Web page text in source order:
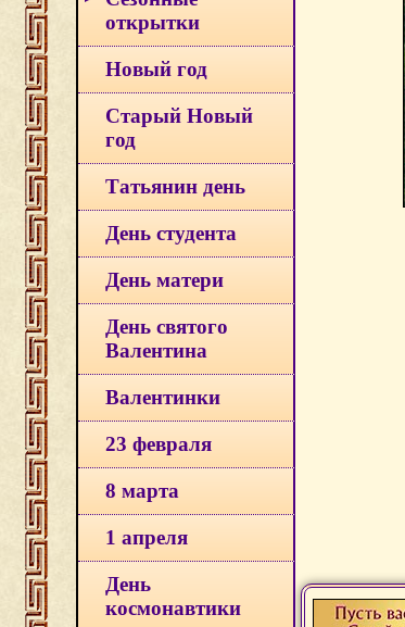
открытки
Новый год
Старый Новый
год
Татьянин день
День студента
День матери
День святого
Валентина
Валентинки
23 февраля
8 марта
1 апреля
День
космонавтики